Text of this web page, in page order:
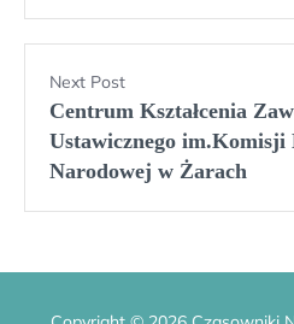
Next Post
Centrum Kształcenia
Ustawicznego
Narodowej w Żarach